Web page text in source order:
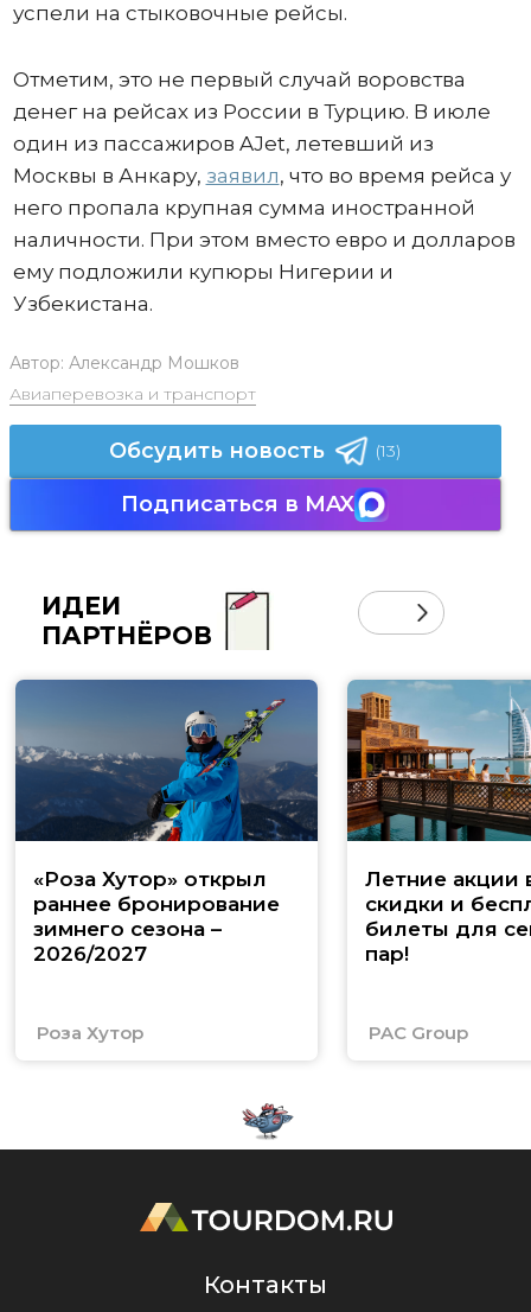
успели на стыковочные рейсы.
Отметим, это не первый случай воровства
денег на рейсах из России в Турцию. В июле
один из пассажиров AJet, летевший из
Москвы в Анкару, заявил, что во время рейса у
него пропала крупная сумма иностранной
наличности. При этом вместо евро и долларов
ему подложили купюры Нигерии и
Узбекистана.
Автор: Александр Мошков
Авиаперевозка и транспорт
Обсудить новость (13)
Подписаться в MAX
ИДЕИ
ПАРТНЁРОВ
«Роза Хутор» открыл
раннее бронирование
зимнего сезона –
2026/2027
Роза Хутор
Летние акции
скидки и
билеты для
пар!
PAC Group
Контакты